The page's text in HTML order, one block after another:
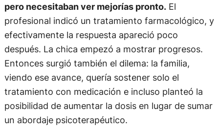
pero necesitaban ver mejorías pronto.El
profesional indicó un tratamiento farmacológico, y
efectivamente la respuesta apareció poco
después. La chica empezó a mostrar progresos.
Entonces surgió también el dilema: la familia,
viendo ese avance, quería sostener solo el
tratamiento con medicación e incluso planteó la
posibilidad de aumentar la dosis en lugar de sumar
un abordaje psicoterapéutico.